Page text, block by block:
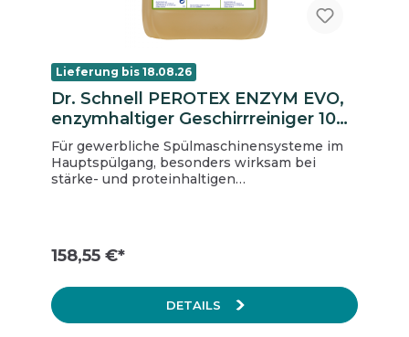
Lieferung bis 18.08.26
Dr. Schnell PEROTEX ENZYM EVO,
enzymhaltiger Geschirrreiniger 10
kg, Kanister
Für gewerbliche Spülmaschinensysteme im
Hauptspülgang, besonders wirksam bei
stärke- und proteinhaltigen
Maschine Für einwandfreie Spülergebnisse
stark eingebrannten Stärkeresten und
Verhinderung neuer Stärkeaufbauten
Hervorragende Spülergebnisse in Verbindung
158,55 €*
DETAILS